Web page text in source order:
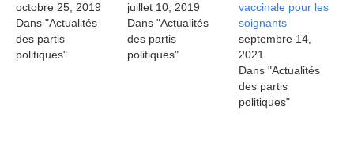
octobre 25, 2019
Dans "Actualités
des partis
politiques"
juillet 10, 2019
Dans "Actualités
des partis
politiques"
vaccinale pour les
soignants
septembre 14,
2021
Dans "Actualités
des partis
politiques"